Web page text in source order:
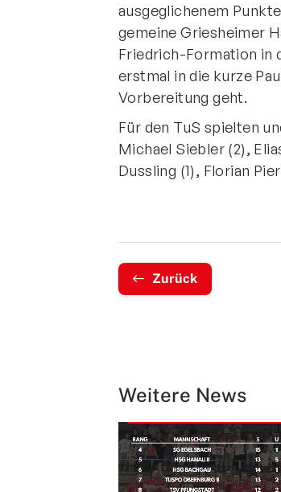
ausgeglichenem
gemeine Griesheimer
Friedrich-Formation in
erstmal in die kurze
Vorbereitung geht.
Für den TuS spielten
Michael Siebler (2),
Dussling (1), Florian
Zurück
Weitere News